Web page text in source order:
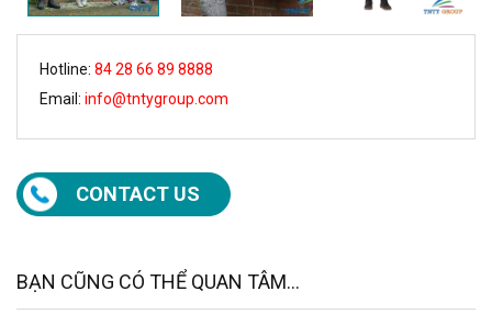
Hotline: 84 28 66 89 8888
Email: info@tntygroup.com
CONTACT US
BẠN CŨNG CÓ THỂ QUAN TÂM...